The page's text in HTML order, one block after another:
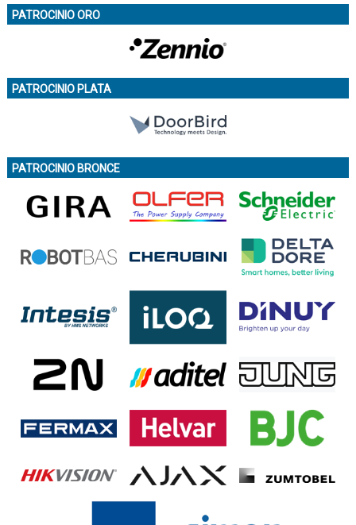
PATROCINIO ORO
PATROCINIO PLATA
PATROCINIO BRONCE